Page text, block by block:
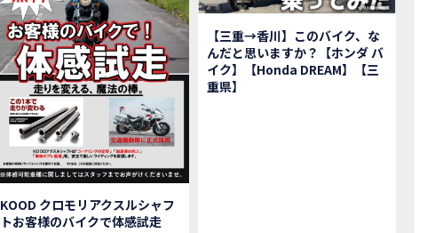
MOVIE 全員初対面！バイク女子6人がツーリング行ったらwww
MOVIE バイク女子6人でツーリング行った結果ww！後編
MOVIE 温泉1泊。いつもソロの女性ライダー、大人のマスツー
MOVIE 【梅本まどかさんコラボ】CIVIC TYPE R♪ スタッフオ
MOVIE ＨＣＭ２＆４サーキットフェス2023 紹介動画②
MOVIE ＨＣＭ２＆４サーキットフェス2023 紹介動画①
MOVIE モトベはつこさんコラボ動画
MOVIE Honda Dream 四日市のご紹介
MOVIE Honda Dream 鈴鹿のご紹介
MOVIE
Honda Dream 松阪のご紹介
KOOD クロモリアクスルシャフ
トお客様のバイクで体感試走
【三重→香川】このバイク、な
んだと思いますか？【ホンダ バ
イク】【Honda DREAM】【三
重県】